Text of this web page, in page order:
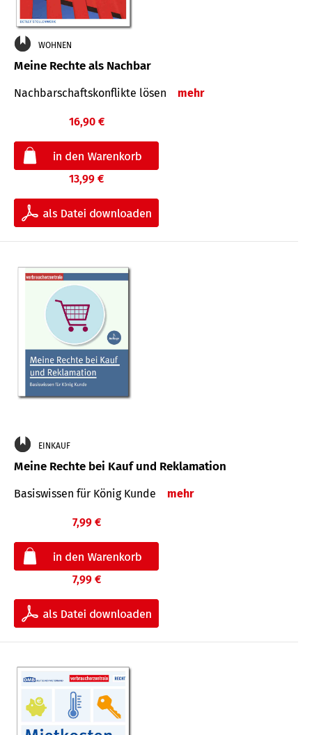
WOHNEN
Meine Rechte als Nachbar
Nach­bar­schafts­konflikte lösen mehr
16,90 €
13,99 €
EINKAUF
Meine Rechte bei Kauf und Reklamation
Basiswissen für König Kunde mehr
7,99 €
7,99 €